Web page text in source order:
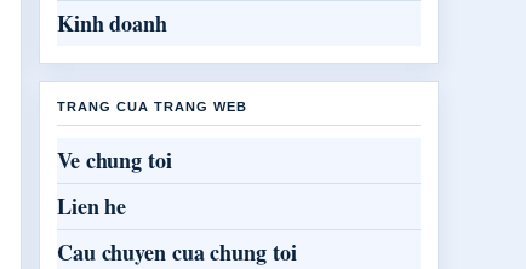
Kinh doanh
TRANG CUA TRANG WEB
Ve chung toi
Lien he
Cau chuyen cua chung toi